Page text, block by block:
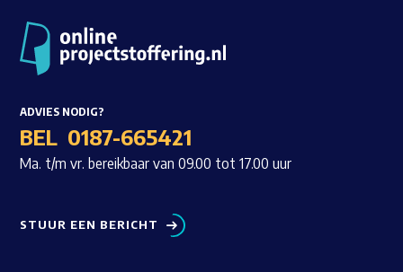
ADVIES NODIG?
BEL 0187-665421
Ma. t/m vr. bereikbaar van 09.00 tot 17.00 uur
STUUR EEN BERICHT